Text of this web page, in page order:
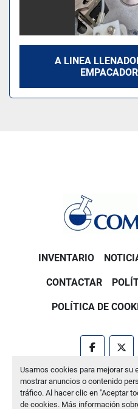
Usamos cookies para mejorar su
mostrar anuncios o contenido
tráfico. Al hacer clic en "Aceptar
de cookies. Más información
A LINEA
INVENTARIO
CONTACTAR
POLÍTICA DE
facebook
Machinio System